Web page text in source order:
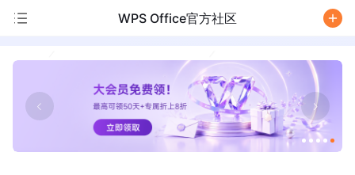
WPS Office官方社区